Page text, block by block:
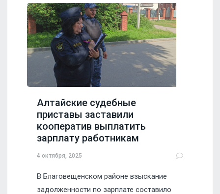
Алтайские судебные
приставы заставили
кооператив выплатить
зарплату работникам
4 октября, 2025
В Благовещенском районе взыскание
задолженности по зарплате составило